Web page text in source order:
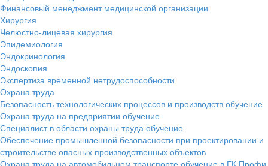
Финансовый менеджмент медицинской организации
Хирургия
Челюстно-лицевая хирургия
Эпидемиология
Эндокринология
Эндоскопия
Экспертиза временной нетрудоспособности
Охрана труда
Безопасность технологических процессов и производств обучение
Охрана труда на предприятии обучение
Специалист в области охраны труда обучение
Обеспечение промышленной безопасности при проектировании и
строительстве опасных производственных объектов
Охрана труда на автомобильном транспорте обучение в ГК Профи